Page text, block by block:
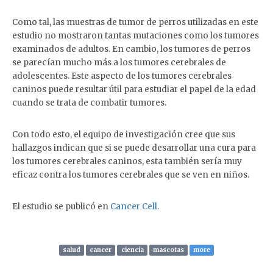
Como tal, las muestras de tumor de perros utilizadas en este
estudio no mostraron tantas mutaciones como los tumores
examinados de adultos. En cambio, los tumores de perros
se parecían mucho más a los tumores cerebrales de
adolescentes. Este aspecto de los tumores cerebrales
caninos puede resultar útil para estudiar el papel de la edad
cuando se trata de combatir tumores.
Con todo esto, el equipo de investigación cree que sus
hallazgos indican que si se puede desarrollar una cura para
los tumores cerebrales caninos, esta también sería muy
eficaz contra los tumores cerebrales que se ven en niños.
El estudio se publicó en Cancer Cell.
salud cancer ciencia mascotas more